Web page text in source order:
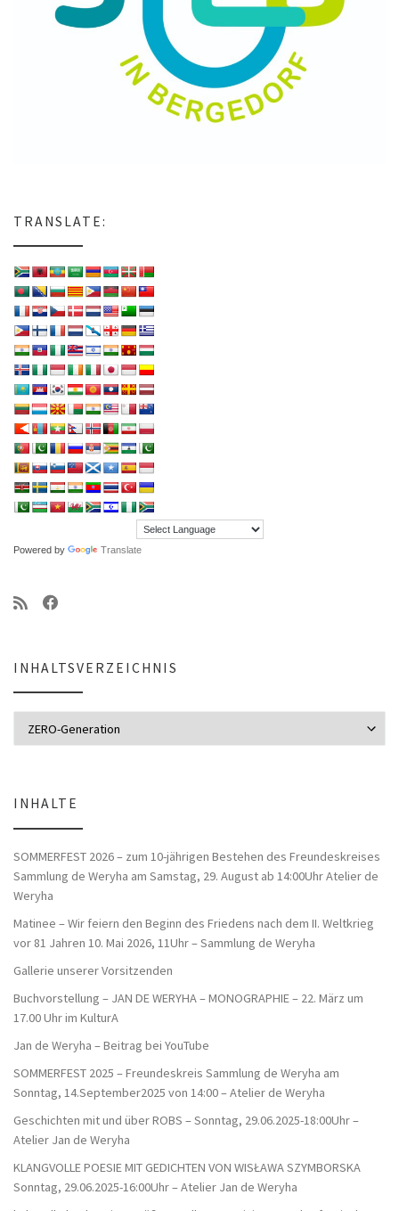
TRANSLATE:
Powered by Translate
INHALTSVERZEICHNIS
INHALTE
SOMMERFEST 2026 – zum 10-jährigen Bestehen des Freundeskreises
Sammlung de Weryha am Samstag, 29. August ab 14:00Uhr Atelier de
Weryha
Matinee – Wir feiern den Beginn des Friedens nach dem II. Weltkrieg
vor 81 Jahren 10. Mai 2026, 11Uhr – Sammlung de Weryha
Gallerie unserer Vorsitzenden
Buchvorstellung – JAN DE WERYHA – MONOGRAPHIE – 22. März um
17.00 Uhr im KulturA
Jan de Weryha – Beitrag bei YouTube
SOMMERFEST 2025 – Freundeskreis Sammlung de Weryha am
Sonntag, 14.September2025 von 14:00 – Atelier de Weryha
Geschichten mit und über ROBS – Sonntag, 29.06.2025-18:00Uhr –
Atelier Jan de Weryha
KLANGVOLLE POESIE MIT GEDICHTEN VON WISŁAWA SZYMBORSKA
Sonntag, 29.06.2025-16:00Uhr – Atelier Jan de Weryha